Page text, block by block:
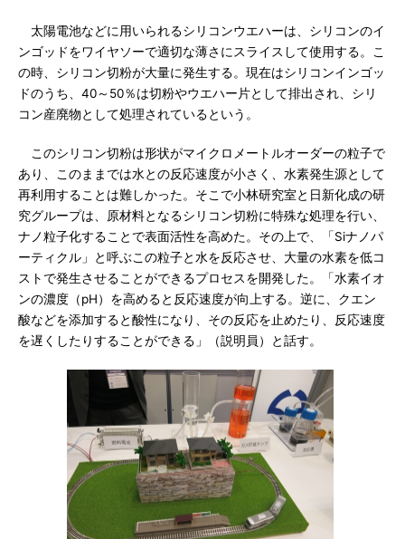
太陽電池などに用いられるシリコンウエハーは、シリコンのイ
ンゴッドをワイヤソーで適切な薄さにスライスして使用する。こ
の時、シリコン切粉が大量に発生する。現在はシリコンインゴッ
ドのうち、40～50％は切粉やウエハー片として排出され、シリ
コン産廃物として処理されているという。
このシリコン切粉は形状がマイクロメートルオーダーの粒子で
あり、このままでは水との反応速度が小さく、水素発生源として
再利用することは難しかった。そこで小林研究室と日新化成の研
究グループは、原材料となるシリコン切粉に特殊な処理を行い、
ナノ粒子化することで表面活性を高めた。その上で、「Siナノパ
ーティクル」と呼ぶこの粒子と水を反応させ、大量の水素を低コ
ストで発生させることができるプロセスを開発した。「水素イオ
ンの濃度（pH）を高めると反応速度が向上する。逆に、クエン
酸などを添加すると酸性になり、その反応を止めたり、反応速度
を遅くしたりすることができる」（説明員）と話す。